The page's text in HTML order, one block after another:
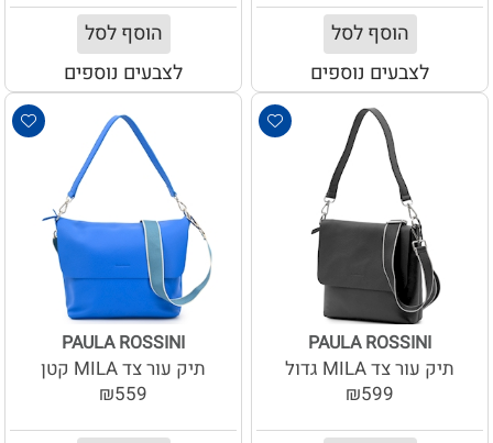
הוסף לסל
לצבעים נוספים
הוסף לסל
לצבעים נוספים
PAULA ROSSINI
תיק עור צד MILA גדול
₪599
PAULA ROSSINI
תיק עור צד MILA קטן
₪559